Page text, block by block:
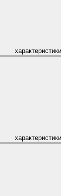
характеристики
характеристики